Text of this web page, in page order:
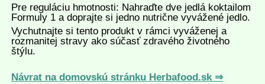
Pre reguláciu hmotnosti: Nahraďte dve jedlá koktailom
Formuly 1 a doprajte si jedno nutrične vyvážené jedlo.
Vychutnajte si tento produkt v rámci vyváženej a
rozmanitej stravy ako súčasť zdravého životného
štýlu.
Návrat na domovskú stránku Herbafood.sk ⇒